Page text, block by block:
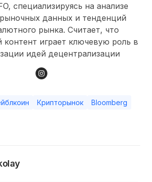
специализируясь на анализе
данных и тенденций
рынка. Считает, что
контент играет ключевую роль в
идей децентрализации
Крипторынок Bloomberg